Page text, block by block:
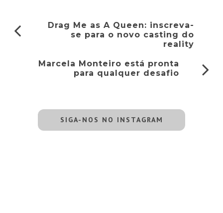
Drag Me as A Queen: inscreva-
se para o novo casting do
reality
Marcela Monteiro está pronta
para qualquer desafio
SIGA-NOS NO INSTAGRAM